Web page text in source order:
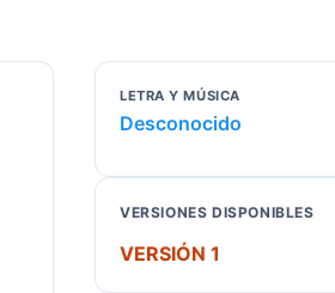
LETRA Y MÚSICA
Desconocido
VERSIONES DISPONIBLES
VERSIÓN 1